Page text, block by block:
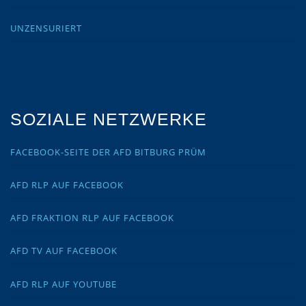
UNZENSURIERT
SOZIALE NETZWERKE
FACEBOOK-SEITE DER AFD BITBURG PRÜM
AFD RLP AUF FACEBOOK
AFD FRAKTION RLP AUF FACEBOOK
AFD TV AUF FACEBOOK
AFD RLP AUF YOUTUBE